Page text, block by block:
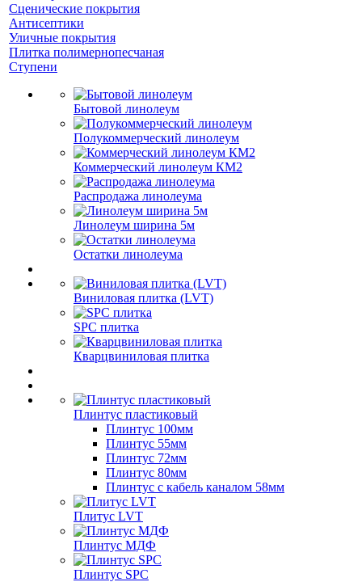
Сценические покрытия
Антисептики
Уличные покрытия
Плитка полимернопесчаная
Ступени
Бытовой линолеум
Полукоммерческий линолеум
Коммерческий линолеум КМ2
Распродажа линолеума
Линолеум ширина 5м
Остатки линолеума
Виниловая плитка (LVT)
SPC плитка
Кварцвиниловая плитка
Плинтус пластиковый
Плинтус 100мм
Плинтус 55мм
Плинтус 72мм
Плинтус 80мм
Плинтус с кабель каналом 58мм
Плитус LVT
Плинтус МДФ
Плинтус SPC